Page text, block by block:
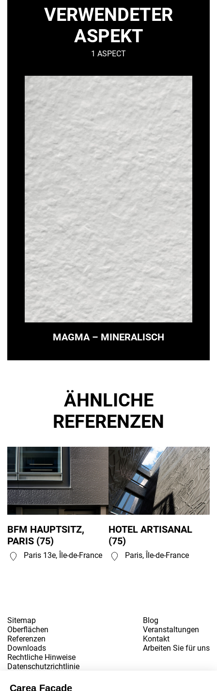
VERWENDETER
ASPEKT
1 ASPECT
MAGMA – MINERALISCH
MAGMA
Mineralisch
ÄHNLICHE
REFERENZEN
BFM HAUPTSITZ,
PARIS (75)
Paris 13e, Île-de-France
HOTEL ARTISANAL
(75)
Paris, Île-de-France
Sitemap
Oberflächen
Referenzen
Downloads
Blog
Veranstaltungen
Kontakt
Arbeiten Sie für uns
Rechtliche Hinweise
Datenschutzrichtlinie
Entworfen und gestaltet von der Agentur customR